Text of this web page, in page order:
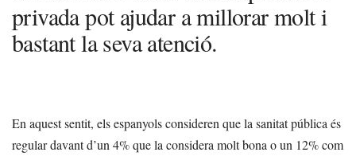
privada pot ajudar a millorar molt i
bastant la seva atenció.
En aquest sentit, els espanyols consideren que la sanitat pública és
regular davant d’un 4% que la considera molt bona o un 12% com